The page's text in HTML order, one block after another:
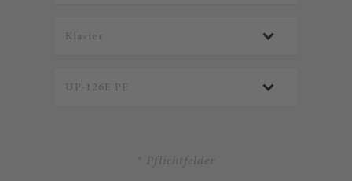
* Pflichtfelder